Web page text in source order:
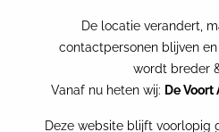
PERSBERICHT:
FLEXWERK EN
De locatie verandert,
contactpersonen blijven
wordt breder
Vanaf nu heten wij: De
Deze website blijft voorlopig